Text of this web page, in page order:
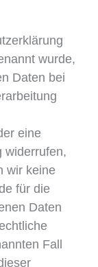
wurde,
Daten bei
eine
widerrufen,
wir keine
für die
Daten
Fall